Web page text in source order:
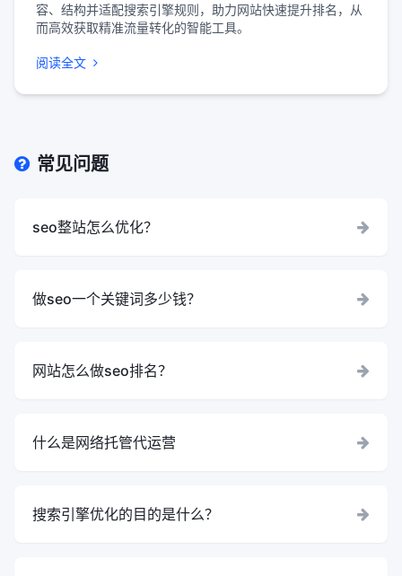
容、结构并适配搜索引擎规则，助力网站快速提升排名，从
而高效获取精准流量转化的智能工具。
阅读全文
常见问题
seo整站怎么优化？
做seo一个关键词多少钱？
网站怎么做seo排名？
什么是网络托管代运营
搜索引擎优化的目的是什么？